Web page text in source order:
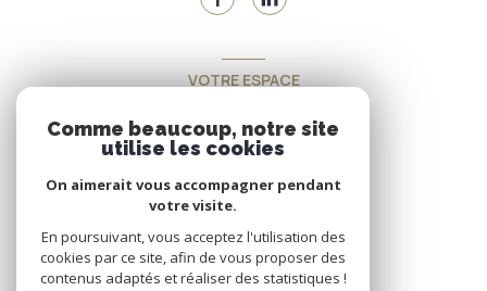
VOTRE ESPACE
Espace propriétaire
SE CONNECTER
Comme beaucoup, notre site
utilise les cookies
On aimerait vous accompagner pendant
votre visite.
En poursuivant, vous acceptez l'utilisation des
cookies par ce site, afin de vous proposer des
contenus adaptés et réaliser des statistiques !